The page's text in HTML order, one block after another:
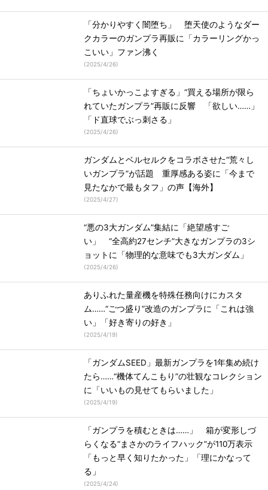
「分かりやすく闇堕ち」 堕天使のようなダー
クカラーのガンプラ再販に「カラーリングかっ
こいい」ファン沸く
(2025/4/26)
「ちょいかっこよすぎる」“買える場所が限ら
れていたガンプラ”再販に反響 「欲しい……」
「ド直球でぶっ刺さる」
(2025/4/26)
ガンダムとベルセルクをコラボさせた“荒々し
いガンプラ”が話題 重厚感ある姿に「今まで
見たなかで最もタフ」の声【海外】
(2025/4/27)
“悪の3大ガンダム”集結に「絶望感すご
い」 “全高約27センチ”大きなガンプラの3シ
ョットに「物理的な意味でも3大ガンダム」
(2025/4/26)
ありふれた量産機を特殊任務向けにカスタ
ム……“ごつ盛り”改造のガンプラに「これは強
い」「好き寄りの好き」
(2025/4/19)
「ガンダムSEED」最新ガンプラを1年集め続け
たら……“機体てんこもり”の壮観なコレクション
に「いいもの見せてもらいました」
(2025/4/19)
「ガンプラを積むときは……」 箱が変形しづ
らくなる“まさかのライフハック”が110万表示
「もっと早く知りたかった」「理にかなって
る」
(2025/4/24)